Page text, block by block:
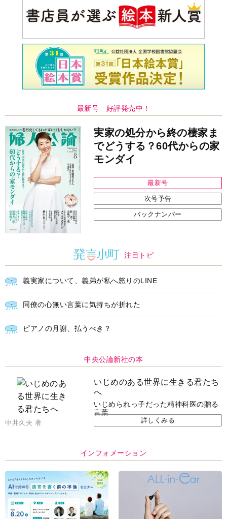
最新号 好評発売中！
実家の処分から終の棲家ま
でどうする？60代からの家
モンダイ
最新号
次号予告
バックナンバー
注目トピ
義実家について、義弟が私へ怒りのLINE
同僚の心無い言葉に気持ちが折れた
ピアノの月謝、払うべき？
中央公論新社の本
いじめのある世界に生きる君たち
へ
いじめられっ子だった精神科医の贈る
言葉
中井久夫 著 詳しくみる
インフォメーション